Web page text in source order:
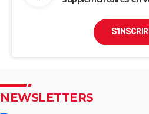
NEWSLETTERS